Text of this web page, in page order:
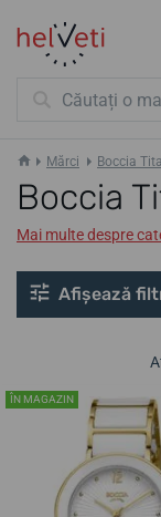
Mărci Boccia
Boccia
Mai multe despre
Afișează
ÎN MAGAZIN